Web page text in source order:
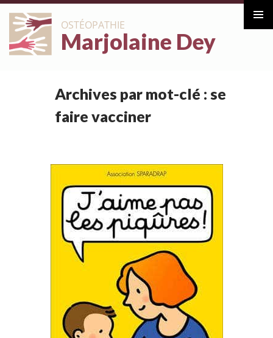
OSTÉOPATHIE
Marjolaine Dey
ALLER
AU
CONTENU
Archives par mot-clé : se
faire vacciner